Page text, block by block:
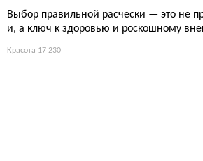
Выбор правильной расчески — это не
и, а ключ к здоровью и роскошному
Красота 17 230